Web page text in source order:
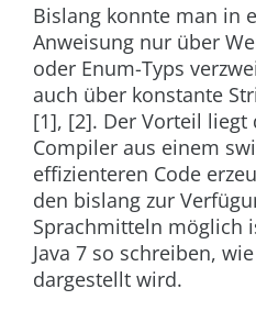
Bislang konnte man in
Anweisung nur über
oder Enum-Typs
auch über konstante
[1], [2]. Der Vorteil liegt
Compiler aus einem
effizienteren Code
den bislang zur
Sprachmitteln möglich
Java 7 so schreiben,
dargestellt wird.